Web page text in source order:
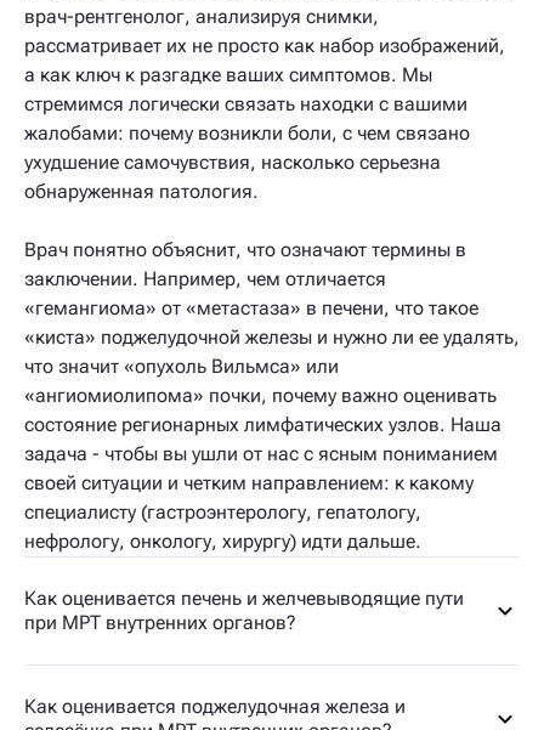
врач-рентгенолог, анализируя снимки,
рассматривает их не просто как набор изображений,
а как ключ к разгадке ваших симптомов. Мы
стремимся логически связать находки с вашими
жалобами: почему возникли боли, с чем связано
ухудшение самочувствия, насколько серьезна
обнаруженная патология.
Врач понятно объяснит, что означают термины в
заключении. Например, чем отличается
«гемангиома» от «метастаза» в печени, что такое
«киста» поджелудочной железы и нужно ли ее удалять,
что значит «опухоль Вильмса» или
«ангиомиолипома» почки, почему важно оценивать
состояние регионарных лимфатических узлов. Наша
задача - чтобы вы ушли от нас с ясным пониманием
своей ситуации и четким направлением: к какому
специалисту (гастроэнтерологу, гепатологу,
нефрологу, онкологу, хирургу) идти дальше.
Как оценивается печень и желчевыводящие пути
при МРТ внутренних органов?
Как оценивается поджелудочная железа и